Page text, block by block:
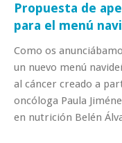
Propuesta de
para el menú
Como os
un nuevo menú
al cáncer creado a
oncóloga Paula
en nutrición Belén